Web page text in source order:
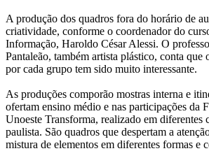
A produção dos quadros fora do horário de
criatividade, conforme o coordenador do
Informação, Haroldo César Alessi. O
Pantaleão, também artista plástico, conta que
por cada grupo tem sido muito interessante.
As produções comporão mostras interna e
ofertam ensino médio e nas participações da
Unoeste Transforma, realizado em diferentes
paulista. São quadros que despertam a
mistura de elementos em diferentes formas e